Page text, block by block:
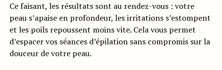
Ce faisant, les résultats sont au rendez-vous : votre
peau s’apaise en profondeur, les irritations s’estompent
et les poils repoussent moins vite. Cela vous permet
d’espacer vos séances d’épilation sans compromis sur la
douceur de votre peau.